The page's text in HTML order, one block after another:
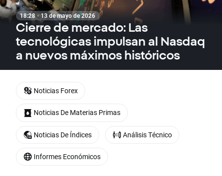
18:28 · 13 de mayo de 2026
Cierre de mercado: Las
tecnológicas impulsan al Nasdaq
a nuevos máximos históricos
Noticias Forex
Noticias De Materias Primas
Noticias De Índices Análisis Técnico
Informes Económicos